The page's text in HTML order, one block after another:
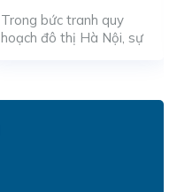
Trong bức tranh quy
hoạch đô thị Hà Nội, sự